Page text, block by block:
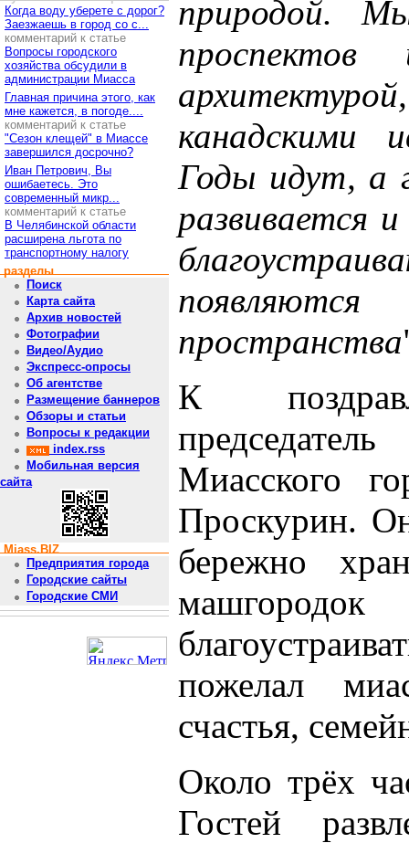
Когда воду уберете с дорог?
Заезжаешь в город со с...
комментарий к статье
Вопросы городского
хозяйства обсудили в
администрации Миасса
Главная причина этого, как
мне кажется, в погоде....
комментарий к статье
"Сезон клещей" в Миассе
завершился досрочно?
Иван Петрович, Вы
ошибаетесь. Это
современный микр...
комментарий к статье
В Челябинской области
расширена льгота по
транспортному налогу
разделы
Поиск
Карта сайта
Архив новостей
Фотографии
Видео/Аудио
Экспресс-опросы
Об агентстве
Размещение баннеров
Обзоры и статьи
Вопросы к редакции
index.rss
Мобильная версия
сайта
Miass.BIZ
Предприятия города
Городские сайты
Городские СМИ
природой.
канадскими
Годы идут, а
развивается
появляются
пространства
К
Миасского
Проскурин.
бережно
пожелал
счастья,
Около трёх
Гостей